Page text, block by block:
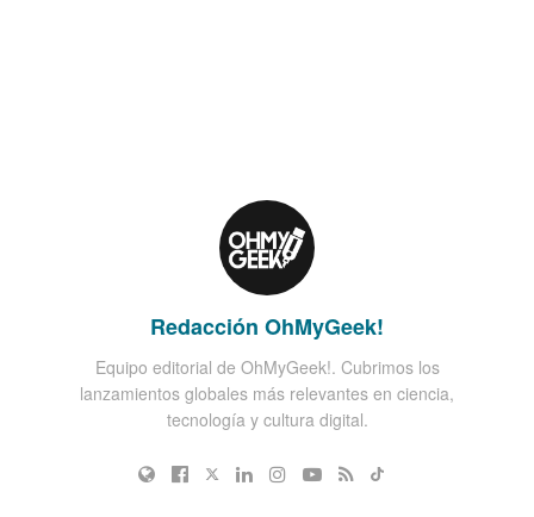
Redacción OhMyGeek!
Equipo editorial de OhMyGeek!. Cubrimos los
lanzamientos globales más relevantes en ciencia,
tecnología y cultura digital.